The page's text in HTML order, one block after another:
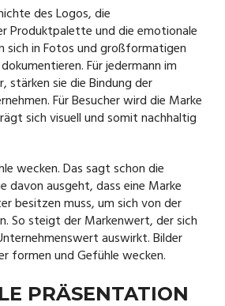
des Logos, die
Produktpalette und die emotionale
sich in Fotos und großformatigen
Für jedermann im
stärken sie die Bindung der
Für Besucher wird die Marke
sich visuell und somit nachhaltig
wecken. Das sagt schon die
davon ausgeht, dass eine Marke
besitzen muss, um sich von der
So steigt der Markenwert, der sich
auswirkt. Bilder
formen und Gefühle wecken.
PRÄSENTATION